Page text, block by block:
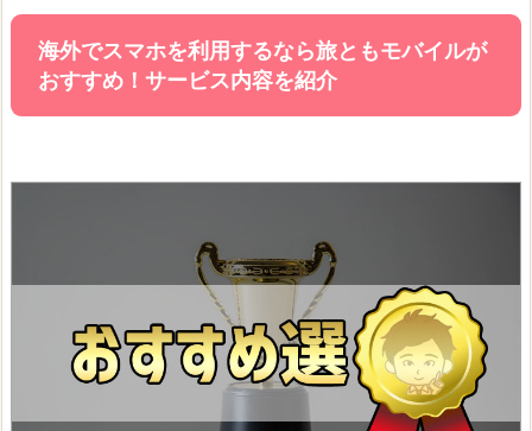
海外でスマホを利用するなら旅ともモバイルが
おすすめ！サービス内容を紹介